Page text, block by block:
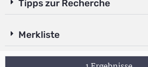
Tipps zur Recherche
Merkliste